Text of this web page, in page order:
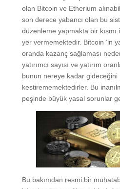
olan Bitcoin ve Etherium
son derece yabancı olan bu
düzenleme yapmakta bir
yer vermemektedir. Bitcoin ‘in
oranda kazanç sağlaması
yatırımcı sayısı ve yatırım
bunun nereye kadar gideceğini
kestirememektedirler. Bu
peşinde büyük yasal sorunlar
Bu bakımdan resmi bir